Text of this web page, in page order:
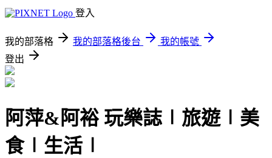
登入
我的部落格 我的部落格後台
我的帳號
登出
阿萍&阿裕 玩樂誌∣旅遊∣美
食∣生活∣